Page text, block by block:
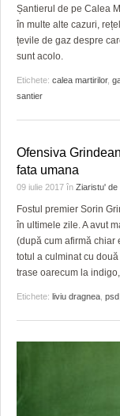
GRĂDINA
ZIARISTU’
CRONICĂ DE
UNDE
ACCIDENTE
ANUNŢURI
JUSTITIE
CLIPURI
JOCURI
DIVERSE
Șantierul de pe Calea
în multe alte cazuri,
țevile de gaz despre
sunt acolo.
Etichete: calea martirilor,
santier
Ofensiva
fata umana
09 iulie 2017 în Ziaristu' de
Fostul premier Sorin
în ultimele zile. A avut
(după cum afirmă chiar
totul a culminat cu
trase oarecum la
Etichete: liviu dragnea psd